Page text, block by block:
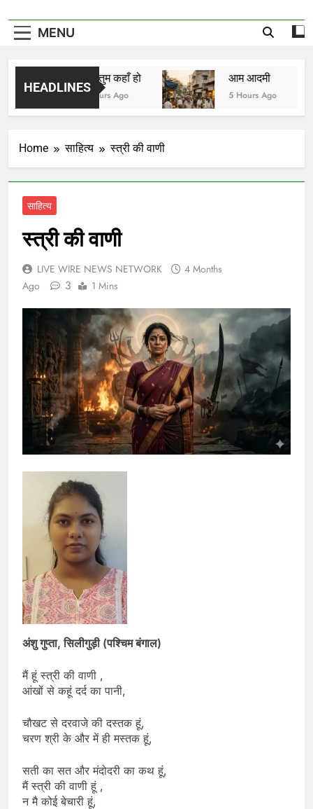
MENU
HEADLINES
मीरा तुम कहाँ हो
4 Hours Ago
आम आदमी
5 Hours Ago
Home साहित्य स्त्री की वाणी
साहित्य
स्त्री की वाणी
LIVE WIRE NEWS NETWORK
4 Months
Ago
3 1 Mins
अंशु गुप्ता, सिलीगुड़ी (पश्चिम बंगाल)
मैं हूं स्त्री की वाणी ,
आंखों से कहूं दर्द का पानी,
चौखट से दरवाजे की दस्तक हूं,
चरण श्री के और में ही मस्तक हूं,
सती का सत और मंदोदरी का कथ हूं,
मैं स्त्री की वाणी हूं ,
न मै कोई बेचारी हूं,